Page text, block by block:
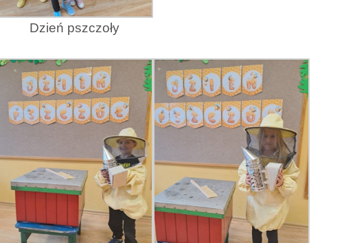
Dzień pszczoły